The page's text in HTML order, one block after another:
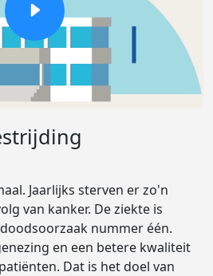
Jaarlijks sterven er zo'n
van kanker. De ziekte is
nummer één.
en een betere kwaliteit
Dat is het doel van